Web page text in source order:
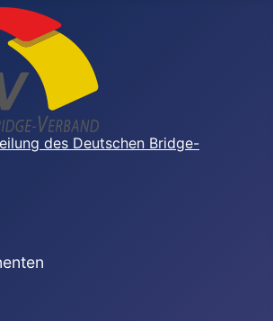
des Deutschen Bridge-